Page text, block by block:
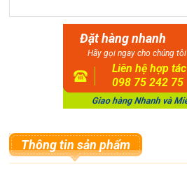
Đặt hàng nhanh
Hãy gọi ngay cho chúng tôi
Liên hệ hợp tác
098 75 242 75
Thông tin sản phẩm